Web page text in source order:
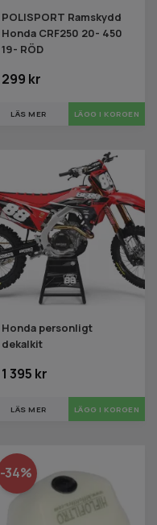
POLISPORT Ramskydd
Honda CRF250 20- 450
19- RÖD
299 kr
LÄS MER
Honda personligt
dekalkit
1 395 kr
LÄS MER
-34%